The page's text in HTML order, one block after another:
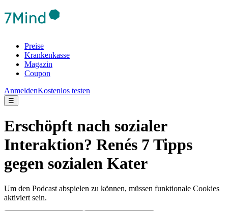
Preise
Krankenkasse
Magazin
Coupon
AnmeldenKostenlos testen
☰
Erschöpft nach sozialer
Interaktion? Renés 7 Tipps
gegen sozialen Kater
Um den Podcast abspielen zu können, müssen funktionale Cookies
aktiviert sein.